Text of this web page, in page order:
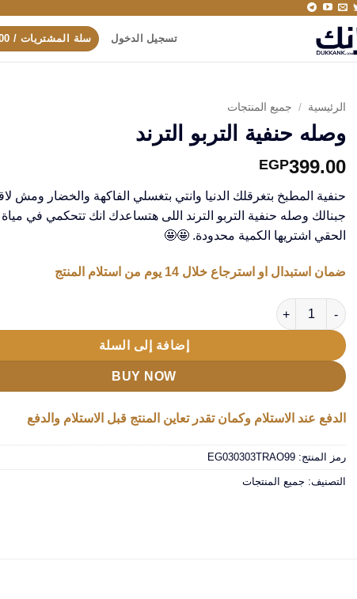
تسجيل الدخول سلة المشتريات /
الرئيسية / جميع المنتجات
وصله حنفية التربو الترند
EGP399.00
حنفية المطبخ بتغرقلك الدنيا وانتي بتغسلي الفاكهة والخضار ومش
جبنالك وصله حنفية التربو الترند اللى هتساعدك انك تتحكمي في مياة
الحقي اشتريها الكمية محدودة. 🤩🤩
ضمان استبدال او استرجاع خلال 14 يوم من استلام المنتج
كمية وصله حنفية التربو الترند
إضافة إلى السلة
BUY NOW
الدفع عند الاستلام وكمان تقدر تعاين المنتج قبل الاستلام والدفع
رمز المنتج: EG030303TRAO99
التصنيف: جميع المنتجات